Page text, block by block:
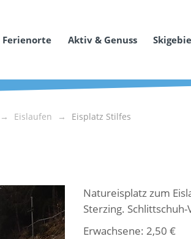
Ferienorte Aktiv & Genuss
Eislaufen Eisplatz Stilfes
Natureisplatz zum
Sterzing.
Erwachsene: 2,50 €